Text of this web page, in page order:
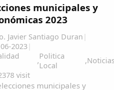
municipales y
2023
Javier Santiago Duran |
2023|
,Politica
Local
,Noticias
visit
municipales y